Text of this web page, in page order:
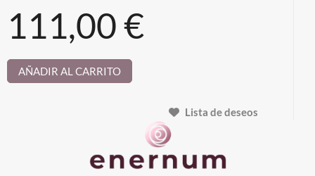
111,00 €
AÑADIR AL CARRITO
Lista de deseos